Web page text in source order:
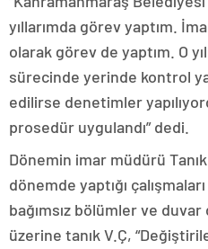
yıllarımda görev yaptım.
olarak görev de yaptım. O
sürecinde yerinde kontrol
edilirse denetimler
prosedür uygulandı” dedi.
Dönemin imar müdürü
dönemde yaptığı
bağımsız bölümler ve
üzerine tanık V.Ç,